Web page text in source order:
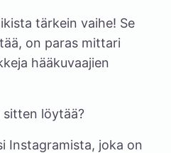
tärkein vaihe! Se
on paras mittari
hääkuvaajien
sitten löytää?
Instagramista, joka on